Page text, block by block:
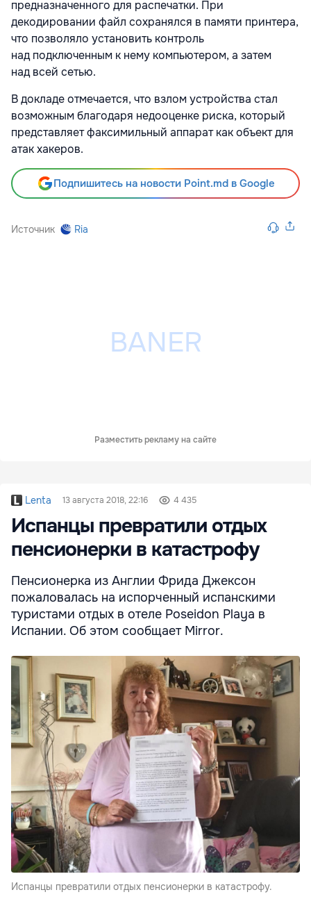
предназначенного для распечатки. При
декодировании файл сохранялся в памяти принтера,
что позволяло установить контроль
над подключенным к нему компьютером, а затем
над всей сетью.
В докладе отмечается, что взлом устройства стал
возможным благодаря недооценке риска, который
представляет факсимильный аппарат как объект для
атак хакеров.
Подпишитесь на новости Point.md в Google
Источник Ria
Разместить рекламу на сайте
Lenta 13 августа 2018, 22:16 4 435
Испанцы превратили отдых
пенсионерки в катастрофу
Пенсионерка из Англии Фрида Джексон
пожаловалась на испорченный испанскими
туристами отдых в отеле Poseidon Playa в
Испании. Об этом сообщает Mirror.
Испанцы превратили отдых пенсионерки в катастрофу.